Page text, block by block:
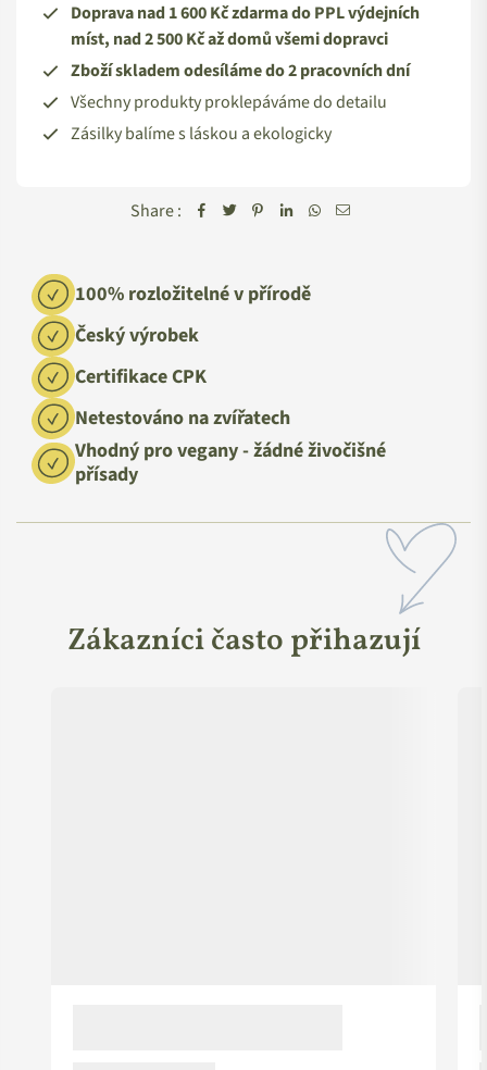
Doprava nad 1 600 Kč zdarma do PPL výdejních
míst, nad 2 500 Kč až domů všemi dopravci
Zboží skladem odesíláme do 2 pracovních dní
Všechny produkty proklepáváme do detailu
Zásilky balíme s láskou a ekologicky
Share :
100% rozložitelné v přírodě
Český výrobek
Certifikace CPK
Netestováno na zvířatech
Vhodný pro vegany - žádné živočišné
přísady
Zákazníci často přihazují